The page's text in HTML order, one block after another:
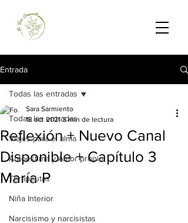
Entrada
Todas las entradas
Viajes para el alma
Autoestima y Amor propio
Terapeutas
Niña Interior
Narcisismo y narcisistas
Todas las entradas
Reflexión + Nuevo Canal
Disponible + Capítulo 3
María P
Sara Sarmiento
18 oct 2021 3 min de lectura